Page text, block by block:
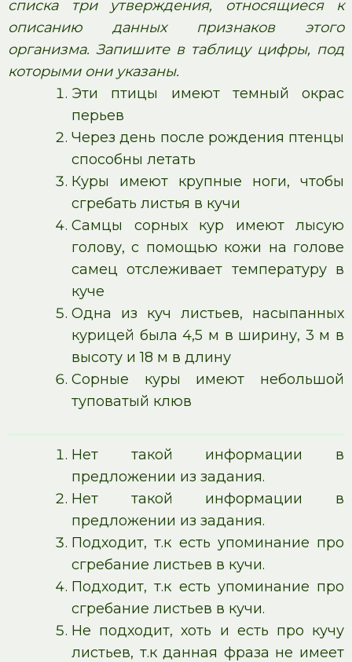
списка три утверждения, относящиеся к
описанию данных признаков этого
организма. Запишите в таблицу цифры, под
которыми они указаны.
Эти птицы имеют темный окрас
перьев
Через день после рождения птенцы
способны летать
Куры имеют крупные ноги, чтобы
сгребать листья в кучи
Самцы сорных кур имеют лысую
голову, с помощью кожи на голове
самец отслеживает температуру в
куче
Одна из куч листьев, насыпанных
курицей была 4,5 м в ширину, 3 м в
высоту и 18 м в длину
Сорные куры имеют небольшой
туповатый клюв
Нет такой информации в
предложении из задания.
Нет такой информации в
предложении из задания.
Подходит, т.к есть упоминание про
сгребание листьев в кучи.
Подходит, т.к есть упоминание про
сгребание листьев в кучи.
Не подходит, хоть и есть про кучу
листьев, т.к данная фраза не имеет